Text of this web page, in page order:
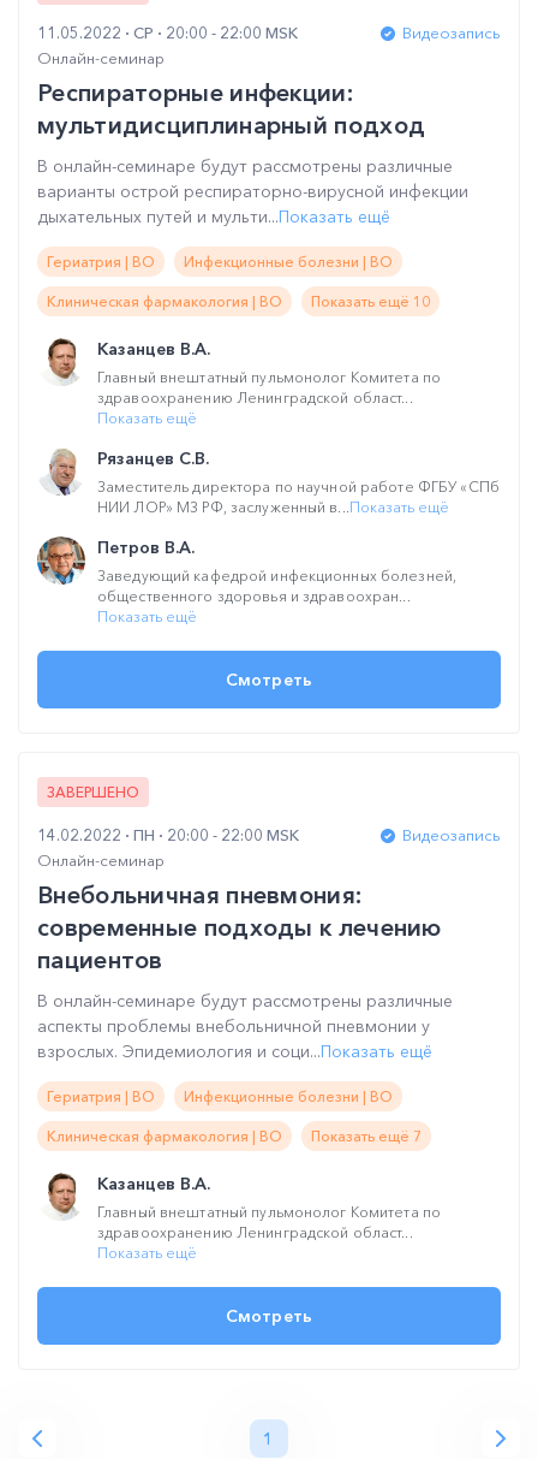
11.05.2022 СР 20:00 - 22:00 MSK
Видеозапись
Онлайн-семинар
Респираторные инфекции:
мультидисциплинарный подход
В онлайн-семинаре будут рассмотрены различные
варианты острой респираторно-вирусной инфекции
дыхательных путей и мульти...Показать ещё
Гериатрия | ВО Инфекционные болезни | ВО
Клиническая фармакология | ВО Показать ещё 10
Казанцев В.А.
Главный внештатный пульмонолог Комитета по
здравоохранению Ленинградской област...
Показать ещё
Рязанцев С.В.
Заместитель директора по научной работе ФГБУ «СПб
НИИ ЛОР» МЗ РФ, заслуженный в...Показать ещё
Петров В.А.
Заведующий кафедрой инфекционных болезней,
общественного здоровья и здравоохран...
Показать ещё
Смотреть
ЗАВЕРШЕНО
14.02.2022 ПН 20:00 - 22:00 MSK
Видеозапись
Онлайн-семинар
Внебольничная пневмония:
современные подходы к лечению
пациентов
В онлайн-семинаре будут рассмотрены различные
аспекты проблемы внебольничной пневмонии у
взрослых. Эпидемиология и соци...Показать ещё
Гериатрия | ВО Инфекционные болезни | ВО
Клиническая фармакология | ВО Показать ещё 7
Казанцев В.А.
Главный внештатный пульмонолог Комитета по
здравоохранению Ленинградской област...
Показать ещё
Смотреть
1